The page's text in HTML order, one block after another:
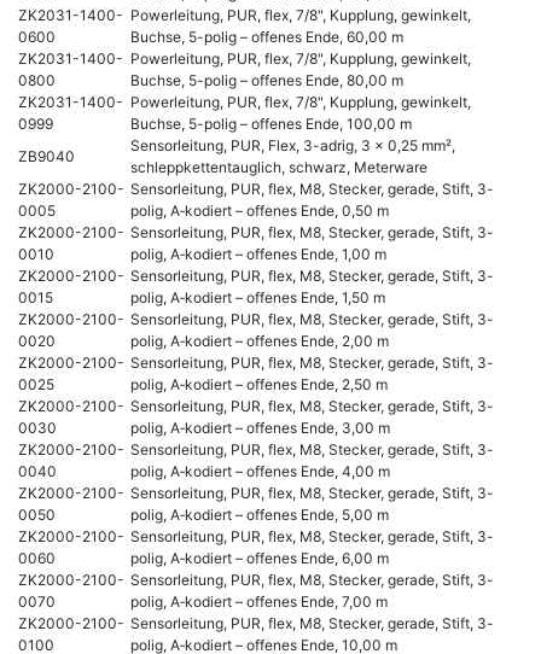
ZK2031-1400-
0600
Powerleitung, PUR, flex, 7/8", Kupplung, gewinkelt,
Buchse, 5-polig – offenes Ende, 60,00 m
ZK2031-1400-
0800
Powerleitung, PUR, flex, 7/8", Kupplung, gewinkelt,
Buchse, 5-polig – offenes Ende, 80,00 m
ZK2031-1400-
0999
Powerleitung, PUR, flex, 7/8", Kupplung, gewinkelt,
Buchse, 5-polig – offenes Ende, 100,00 m
ZB9040
Sensorleitung, PUR, Flex, 3-adrig, 3 x 0,25 mm²,
schleppkettentauglich, schwarz, Meterware
ZK2000-2100-
0005
Sensorleitung, PUR, flex, M8, Stecker, gerade, Stift, 3-
polig, A‑kodiert – offenes Ende, 0,50 m
ZK2000-2100-
0010
Sensorleitung, PUR, flex, M8, Stecker, gerade, Stift, 3-
polig, A‑kodiert – offenes Ende, 1,00 m
ZK2000-2100-
0015
Sensorleitung, PUR, flex, M8, Stecker, gerade, Stift, 3-
polig, A‑kodiert – offenes Ende, 1,50 m
ZK2000-2100-
0020
Sensorleitung, PUR, flex, M8, Stecker, gerade, Stift, 3-
polig, A‑kodiert – offenes Ende, 2,00 m
ZK2000-2100-
0025
Sensorleitung, PUR, flex, M8, Stecker, gerade, Stift, 3-
polig, A‑kodiert – offenes Ende, 2,50 m
ZK2000-2100-
0030
Sensorleitung, PUR, flex, M8, Stecker, gerade, Stift, 3-
polig, A‑kodiert – offenes Ende, 3,00 m
ZK2000-2100-
0040
Sensorleitung, PUR, flex, M8, Stecker, gerade, Stift, 3-
polig, A‑kodiert – offenes Ende, 4,00 m
ZK2000-2100-
0050
Sensorleitung, PUR, flex, M8, Stecker, gerade, Stift, 3-
polig, A‑kodiert – offenes Ende, 5,00 m
ZK2000-2100-
0060
Sensorleitung, PUR, flex, M8, Stecker, gerade, Stift, 3-
polig, A‑kodiert – offenes Ende, 6,00 m
ZK2000-2100-
0070
Sensorleitung, PUR, flex, M8, Stecker, gerade, Stift, 3-
polig, A‑kodiert – offenes Ende, 7,00 m
ZK2000-2100-
0100
Sensorleitung, PUR, flex, M8, Stecker, gerade, Stift, 3-
polig, A‑kodiert – offenes Ende, 10,00 m